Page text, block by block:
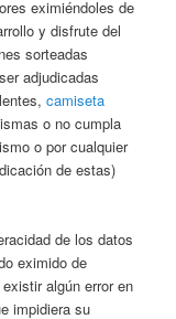
eximiéndoles de
y disfrute del
sorteadas
adjudicadas
camiseta
o no cumpla
o por cualquier
de estas)
de los datos
eximido de
algún error en
impidiera su